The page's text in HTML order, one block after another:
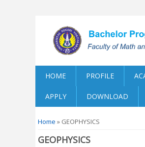
HOME PROFILE
APPLY DOWNLOAD
You are here
Home » GEOPHYSICS
GEOPHYSICS